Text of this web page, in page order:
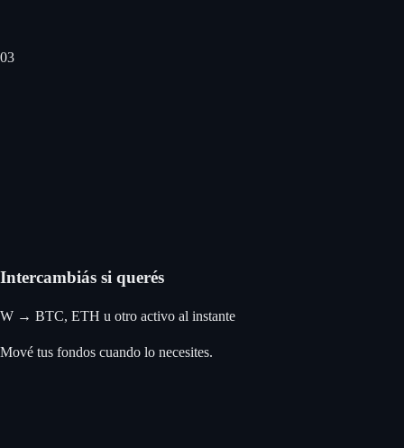
03
Intercambiás si querés
W → BTC, ETH u otro activo al instante
Mové tus fondos cuando lo necesites.